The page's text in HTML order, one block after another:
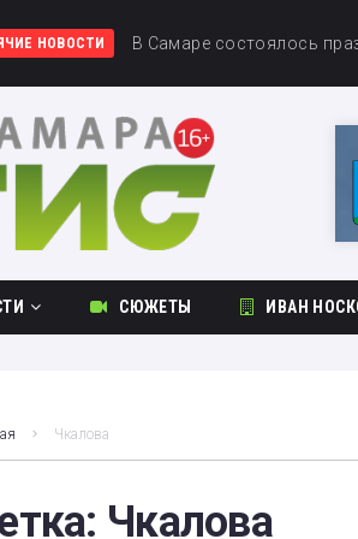
НОВОСТИ В аэропорту Курумоч
В Самаре состоялось
Самарские школьники
СЮЖЕТЫ ИВАН
Чкалова
Чкалова